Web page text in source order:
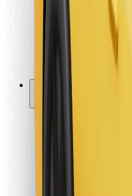
Bolt Food
Pro flotilové partnery
Pro restaurace
Bolt for Business
Partneři
Obchodní podmínky
Cookies
Zabezpečení